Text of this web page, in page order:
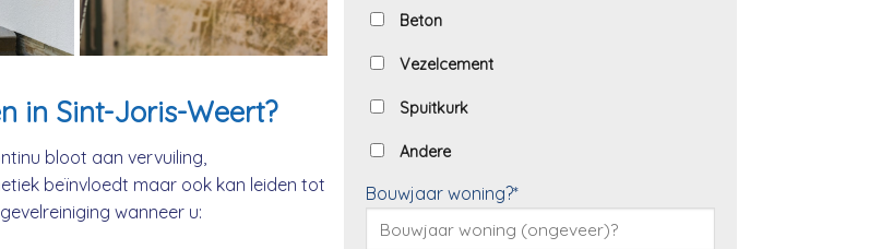
in Sint-Joris-Weert?
bloot aan vervuiling,
beïnvloedt maar ook kan leiden tot
wanneer u:
Beton
Vezelcement
Spuitkurk
Andere
Bouwjaar woning?*